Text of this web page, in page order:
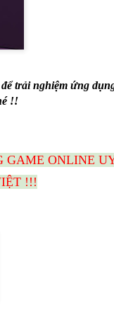
để trải nghiệm ứng
!!
GAME ONLINE
!!!